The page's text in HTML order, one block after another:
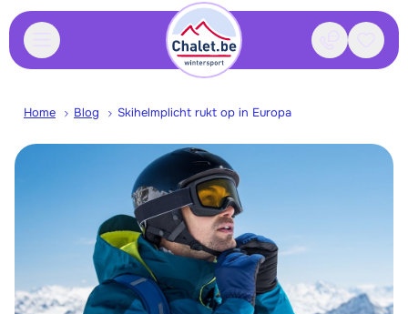
Contact
Home Blog Skihelmplicht rukt op in Europa